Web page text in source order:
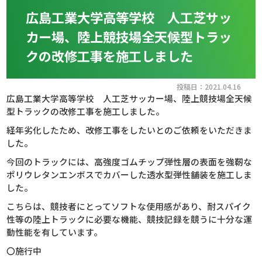
広島工業大学高等学校 人工芝サッ
カー場、陸上競技場全天候型トラッ
クの改修工事を施工しました
投稿日：2021.04.16
広島工業大学高等学校 人工芝サッカー場、陸上競技場全天候
型トラックの改修工事を施工しました。
経年劣化したため、改修工事をしたいとのご依頼をいただきま
した。
今回のトラックには、高強度ゴムチップ弾性層の表面を強靭な
ポリウレタンエンボスでカバーした透水型弾性舗装を施工しま
した。
こちらは、競技者にとってソフトな使用感があり、耐スパイク
性等の陸上トラックに必要な機能、競技記録を競うに十分な運
動性能を有しています。
〇施行中